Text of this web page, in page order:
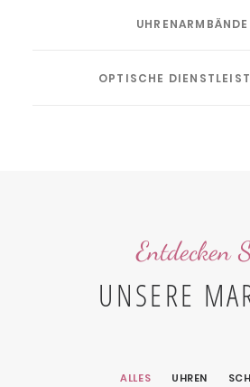
OPTISCHE
Entdecken
UNSERE
ALLES UHREN